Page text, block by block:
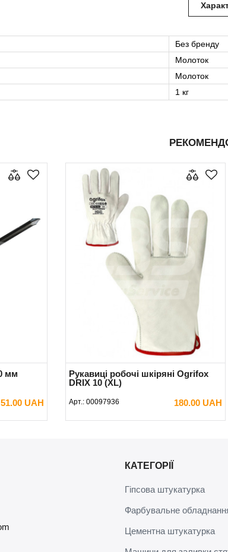
Без бренду
Молоток
Молоток
1 кг
мм
51.00 UAH
Рукавиці робочі шкіряні Ogrifox
DRIX 10 (XL)
Арт.: 00097936 180.00 UAH
В КОШИК
КАТЕГОРІЇ
Гіпсова штукатурка
Фарбувальне
Цементна штукатурка